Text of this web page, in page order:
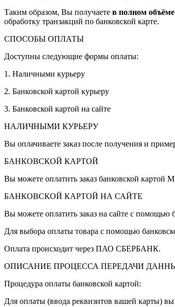
Таким образом, Вы получаете в полном объёме
обработку транзакций по банковской карте.
СПОСОБЫ ОПЛАТЫ
Доступны следующие формы оплаты:
1. Наличными курьеру
2. Банковской картой курьеру
3. Банковской картой на сайте
НАЛИЧНЫМИ КУРЬЕРУ
Вы оплачиваете заказ после получения и
БАНКОВСКОЙ КАРТОЙ
Вы можете оплатить заказ банковской картой
БАНКОВСКОЙ КАРТОЙ НА САЙТЕ
Вы можете оплатить заказ на сайте с помощью
Для выбора оплаты товара с помощью
Оплата происходит через ПАО СБЕРБАНК.
ОПИСАНИЕ ПРОЦЕССА ПЕРЕДАЧИ
Процедура оплаты банковской картой:
Для оплаты (ввода реквизитов вашей карты)